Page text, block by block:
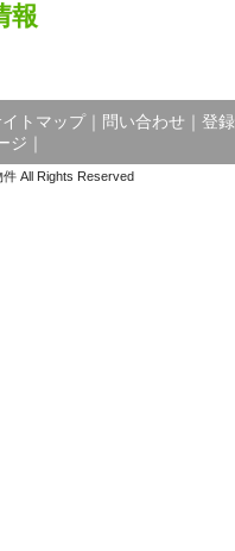
報
トマップ｜ 問い合わせ
登録
ジ
All Rights Reserved